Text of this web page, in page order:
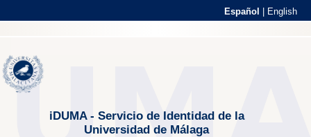
Español English
iDUMA - Servicio de Identidad de la
Universidad de Málaga